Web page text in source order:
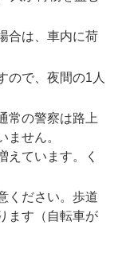
合は、車内に荷
ので、夜間の1人
常の警察は路上
ません。
えています。く
ください。歩道
ます（自転車が